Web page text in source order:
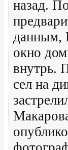
назад.
данным,
окно
внутрь.
сел на